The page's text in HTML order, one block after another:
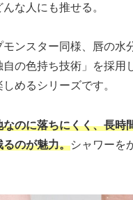
な人にも推せる。
ンスター同様、唇の水
自の色持ち技術」を採用
めるシリーズです。
なのに落ちにくく、長時
るのが魅力。シャワーを